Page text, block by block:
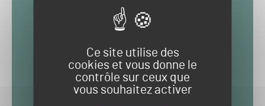
Ce site utilise des
cookies et vous donne le
contrôle sur ceux que
vous souhaitez activer